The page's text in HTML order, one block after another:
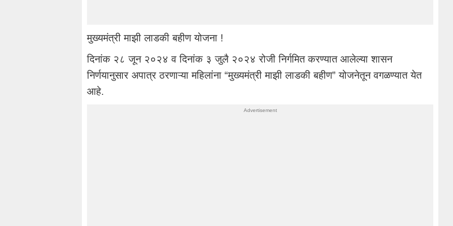
मुख्यमंत्री माझी लाडकी बहीण योजना !
दिनांक २८ जून २०२४ व दिनांक ३ जुलै २०२४ रोजी निर्गमित करण्यात आलेल्या शासन
निर्णयानुसार अपात्र ठरणाऱ्या महिलांना “मुख्यमंत्री माझी लाडकी बहीण” योजनेतून वगळण्यात येत
आहे.